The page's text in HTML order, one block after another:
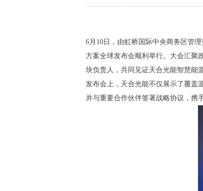
6月10日，由虹桥国际中央商务区管
方案全球发布会顺利举行。大会汇聚
块负责人，共同见证天合光能智慧能
发布会上，天合光能不仅展示了覆盖
并与重要合作伙伴签署战略协议，携